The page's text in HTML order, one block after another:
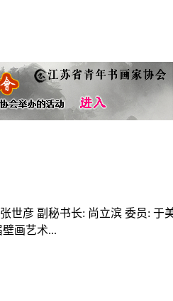
彦 副秘书长: 尚立滨 委员:
画艺术...